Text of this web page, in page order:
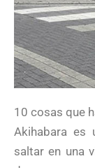
10 cosas que
Akihabara es
saltar en una